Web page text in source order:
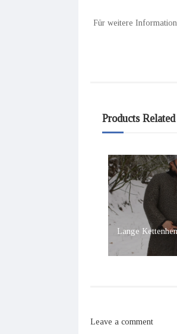
Für weitere
Products
Lange
Leave a comment